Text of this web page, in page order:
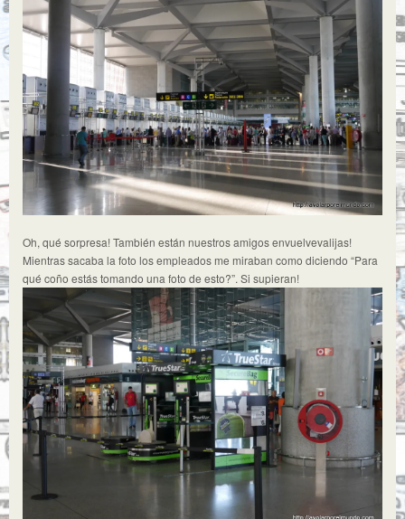
Oh, qué sorpresa! También están nuestros amigos envuelvevalijas!
Mientras sacaba la foto los empleados me miraban como diciendo “Para
qué coño estás tomando una foto de esto?”. Si supieran!